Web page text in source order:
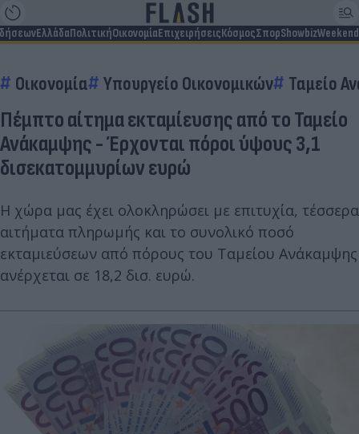
ΕλλάδαΠολιτικήΟικονομίαΕπιχειρήσειςΚόσμοςΣπορShowbizWeekend
Οικονομία Υπουργείο Οικονομικών Ταμείο
Πέμπτο αίτημα εκταμίευσης από το Ταμείο
Ανάκαμψης - Έρχονται πόροι ύψους 3,1
δισεκατομμυρίων ευρώ
Η χώρα μας έχει ολοκληρώσει με επιτυχία, τέσσερα
αιτήματα πληρωμής και το συνολικό ποσό
εκταμιεύσεων από πόρους του Ταμείου Ανάκαμψης
ανέρχεται σε 18,2 δισ. ευρώ.